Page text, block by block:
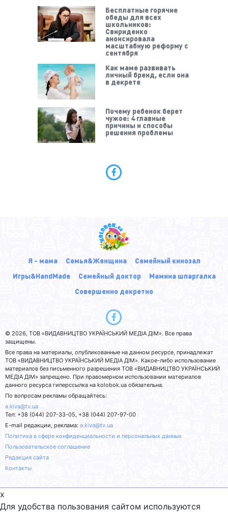
Бесплатные горячие
обеды для всех
школьников:
Свириденко
анонсировала
масштабную реформу с
сентября
Как маме развивать
личный бренд, если она
в декрете
Почему ребенок берет
чужое: 4 главные
причины и способы
решения проблемы
Я - мама Семья&Женщина
Семейный кинозал
Игры&HandMade
Семейный доктор
Мамина шпаргалка
Совершенно декретно
© 2026, ТОВ «ВИДАВНИЦТВО УКРАЇНСЬКИЙ МЕДІА ДІМ». Все права
защищены.
Все права на материалы, опубликованные на данном ресурсе, принадлежат
ТОВ «ВИДАВНИЦТВО УКРАЇНСЬКИЙ МЕДІА ДІМ». Какое-либо использование
материалов без письменного разрешения ТОВ «ВИДАВНИЦТВО УКРАЇНСЬКИЙ
МЕДІА ДІМ» запрещено. При правомерном использовании материалов
данного ресурса гиперссылка на kolobok.ua обязательна.
По вопросам рекламы обращайтесь:
a.kiva@tv.ua
Тел: +38 (044) 207-33-05, +38 (044) 207-97-00
E-mail редакции, реклама: a.kiva@tv.ua
Политика в сфере конфиденциальности и персональных данных
Пользовательское соглашение
Редакция сайта
Контакты
x
Для удобства пользования сайтом используются